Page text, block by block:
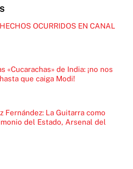
OCURRIDOS EN CANAL
«Cucarachas» de India: ¡no nos
que caiga Modi!
Fernández: La Guitarra como
del Estado, Arsenal del